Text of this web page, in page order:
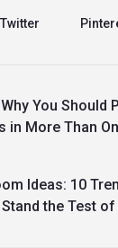
Twitter
You Should
in More Than
Ideas: 10
the Test